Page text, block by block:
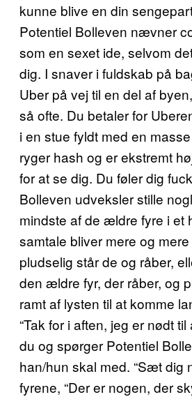
kunne blive en din
Potentiel Bolleven nævner
som en sexet ide, selvom
dig. I snaver i fuldskab på
Uber på vej til en del af
så ofte. Du betaler for
i en stue fyldt med en
ryger hash og er ekstremt
for at se dig. Du føler dig
Bolleven udveksler stille
mindste af de ældre fyre i et
samtale bliver mere og
pludselig står de og råber,
den ældre fyr, der råber, og
ramt af lysten til at komme
“Tak for i aften, jeg er nødt til
du og spørger Potentiel
han/hun skal med. “Sæt dig
fyrene, “Der er nogen, der